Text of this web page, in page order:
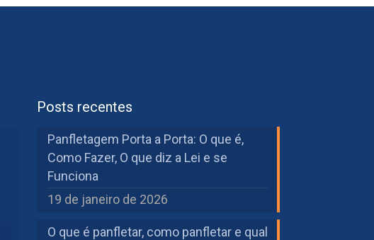
Posts recentes
Panfletagem Porta a Porta: O que é,
Como Fazer, O que diz a Lei e se
Funciona
19 de janeiro de 2026
O que é panfletar, como panfletar e qual